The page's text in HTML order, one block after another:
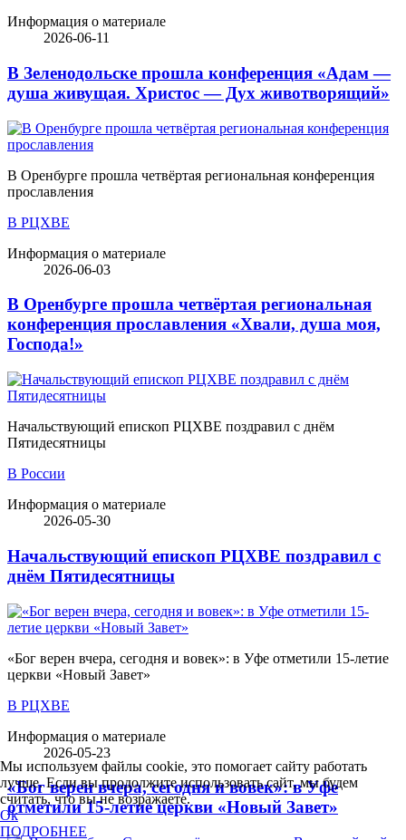
Информация о материале
2026-06-11
В Зеленодольске прошла конференция «Адам —
душа живущая. Христос — Дух животворящий»
В Оренбурге прошла четвёртая региональная конференция
прославления
В РЦХВЕ
Информация о материале
2026-06-03
В Оренбурге прошла четвёртая региональная
конференция прославления «Хвали, душа моя,
Господа!»
Начальствующий епископ РЦХВЕ поздравил с днём
Пятидесятницы
В России
Информация о материале
2026-05-30
Начальствующий епископ РЦХВЕ поздравил с
днём Пятидесятницы
«Бог верен вчера, сегодня и вовек»: в Уфе отметили 15-летие
церкви «Новый Завет»
В РЦХВЕ
Информация о материале
2026-05-23
«Бог верен вчера, сегодня и вовек»: в Уфе
отметили 15-летие церкви «Новый Завет»
Мы используем файлы cookie, это помогает сайту работать
лучше. Если вы продолжите использовать сайт, мы будем
считать, что вы не возражаете.
Ok
ПОДРОБНЕЕ